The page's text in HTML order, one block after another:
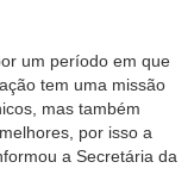
um período em que
tem uma missão
mas também
por isso a
a Secretária da